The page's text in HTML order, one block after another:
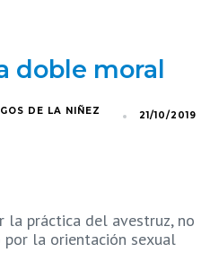
doble moral
DE LA NIÑEZ
21/10/2019
la práctica del avestruz, no
por la orientación sexual